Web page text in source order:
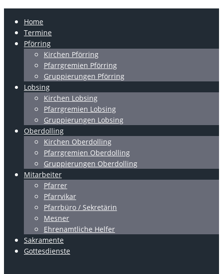
Home
Termine
Pförring
Kirchen Pförring
Pfarrgremien Pförring
Gruppierungen Pförring
Lobsing
Kirchen Lobsing
Pfarrgremien Lobsing
Gruppierungen Lobsing
Oberdolling
Kirchen Oberdolling
Pfarrgremien Oberdolling
Gruppierungen Oberdolling
Mitarbeiter
Pfarrer
Pfarrvikar
Pfarrbüro / Sekretärin
Mesner
Ehrenamtliche Helfer
Sakramente
Gottesdienste